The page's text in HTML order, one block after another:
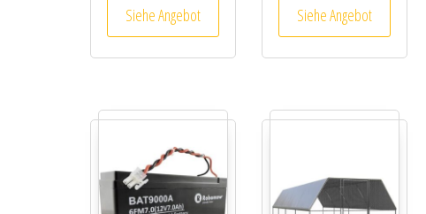
Siehe Angebot Siehe Angebot